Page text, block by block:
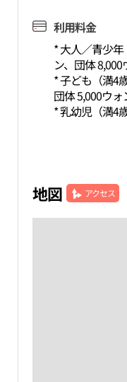
利用料金
* 大人／青少
ン、団体
* 子ども（満4
団体 5,000ウォ
* 乳幼児（満4
地図 アクセス